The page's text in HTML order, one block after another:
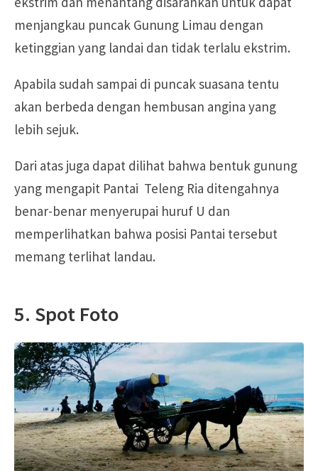
menjangkau puncak Gunung Limau dengan
ketinggian yang landai dan tidak terlalu ekstrim.
Apabila sudah sampai di puncak suasana tentu
akan berbeda dengan hembusan angina yang
lebih sejuk.
Dari atas juga dapat dilihat bahwa bentuk gunung
yang mengapit Pantai Teleng Ria ditengahnya
benar-benar menyerupai huruf U dan
memperlihatkan bahwa posisi Pantai tersebut
memang terlihat landau.
5. Spot Foto